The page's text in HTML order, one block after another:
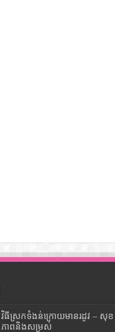
វិធីស្រកទំងន់ក្រោយមានរដូវ – សុខ
ភាពនិងសម្រស់